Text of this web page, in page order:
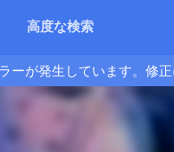
高度な検索
ーが発生しています。修